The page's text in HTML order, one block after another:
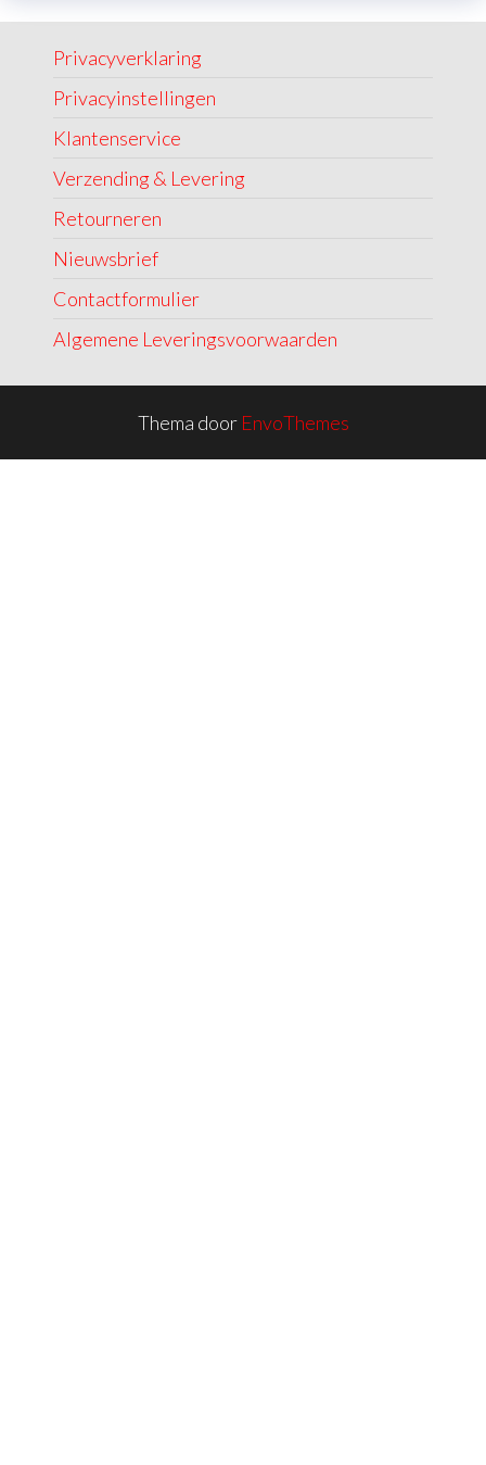
Privacyverklaring
Privacyinstellingen
Klantenservice
Verzending & Levering
Retourneren
Nieuwsbrief
Contactformulier
Algemene Leveringsvoorwaarden
Thema door EnvoThemes